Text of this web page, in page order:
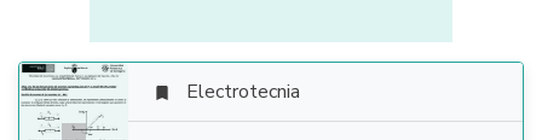
 Electrotecnia